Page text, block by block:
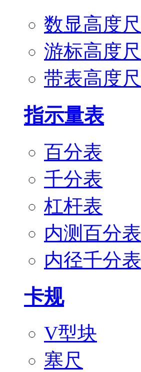
数显高度尺
游标高度尺
带表高度尺
指示量表
百分表
千分表
杠杆表
内测百分表
内径千分表
卡规
V型块
塞尺